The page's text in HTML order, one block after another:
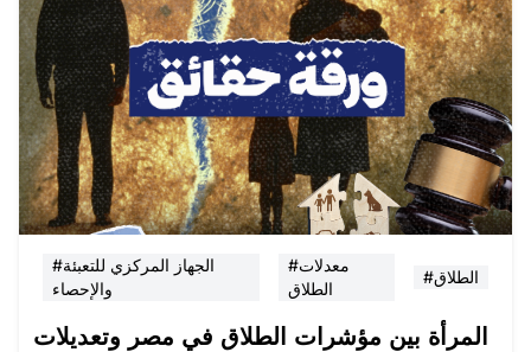
#الجهاز المركزي للتعبئة
والإحصاء
#معدلات
الطلاق
#الطلاق
المرأة بين مؤشرات الطلاق في مصر وتعديلات